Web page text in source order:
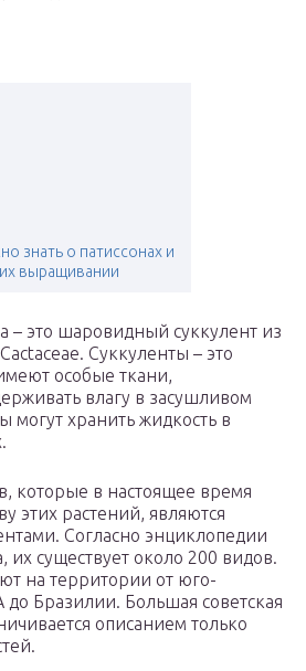
знать о патиссонах и
их выращивании
– это шаровидный суккулент из
Суккуленты – это
особые ткани,
влагу в засушливом
могут хранить жидкость в
которые в настоящее время
этих растений, являются
Согласно энциклопедии
их существует около 200 видов.
на территории от юго-
Бразилии. Большая советская
описанием только